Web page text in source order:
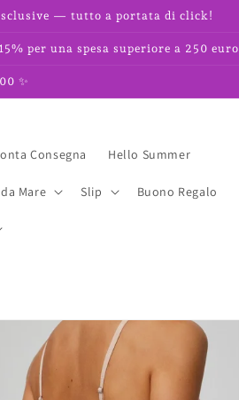
— tutto a portata di click!
per una spesa superiore a 250 euro
✨
Consegna Hello Summer
Mare Slip Buono Regalo